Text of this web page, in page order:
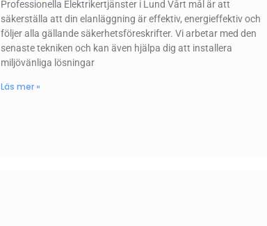
Professionella Elektrikertjänster i Lund Vårt mål är att
säkerställa att din elanläggning är effektiv, energieffektiv och
följer alla gällande säkerhetsföreskrifter. Vi arbetar med den
senaste tekniken och kan även hjälpa dig att installera
miljövänliga lösningar
Läs mer »